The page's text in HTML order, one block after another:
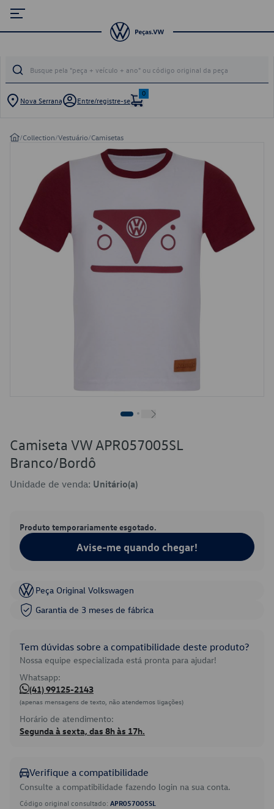
Nova Serrana Entre/registre-se
0
/Collection/Vestuário/Camisetas
Camiseta VW APR057005SL
Branco/Bordô
Unidade de venda: Unitário(a)
Produto temporariamente esgotado.
Avise-me quando chegar!
Peça Original Volkswagen
Garantia de 3 meses de fábrica
Tem dúvidas sobre a compatibilidade deste produto?
Nossa equipe especializada está pronta para ajudar!
Whatsapp:
(41) 99125-2143
(apenas mensagens de texto, não atendemos ligações)
Horário de atendimento:
Segunda à sexta, das 8h às 17h.
Verifique a compatibilidade
Consulte a compatibilidade fazendo login na sua conta.
Código original consultado: APR057005SL